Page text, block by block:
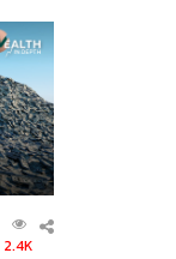
2.4K